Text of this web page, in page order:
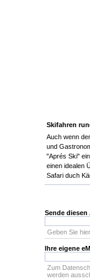
Skifahren
Auch wenn
und
"Aprés Ski"
einen idealen
Safari duch
Sende diesen
Geben Sie
Ihre eigene
Zum
werden